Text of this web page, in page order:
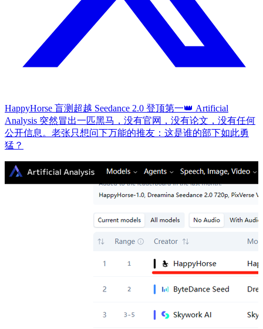
HappyHorse 盲测超越 Seedance 2.0 登顶第一👑 Artificial
Analysis 突然冒出一匹黑马，没有官网，没有论文，没有任何
公开信息。老张只想问下万能的推友：这是谁的部下如此勇
猛？